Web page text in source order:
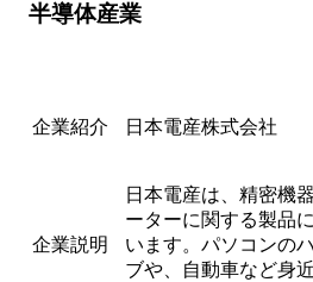
半導体産業
企業紹介 日本電産株式会社
企業説明
日本電産は、精密機
ーターに関する製品
います。パソコンの
ブや、自動車など身